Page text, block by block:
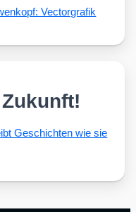
Geschich­ten wie sie